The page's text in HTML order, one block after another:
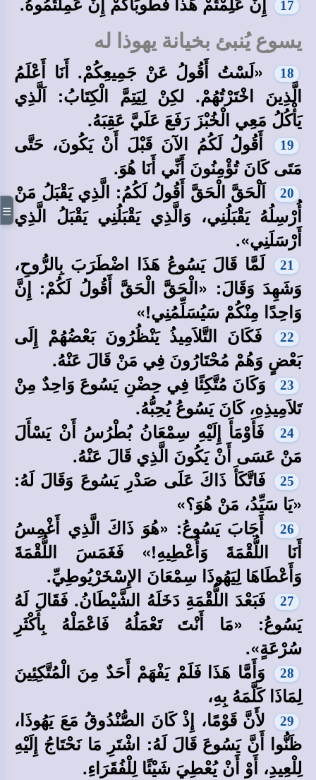
17
يسوع يُنبئ بخيانة يهوذا له
18
«لَسْتُ أَقُولُ عَنْ جَمِيعِكُمْ. أَنَا أَعْلَمُ
الَّذِينَ اخْتَرْتُهُمْ. لكِنْ لِيَتِمَّ الْكِتَابُ: اَلَّذِي
يَأْكُلُ مَعِي الْخُبْزَ رَفَعَ عَلَيَّ عَقِبَهُ.
19
أَقُولُ لَكُمُ الآنَ قَبْلَ أَنْ يَكُونَ، حَتَّى
مَتَى كَانَ تُؤْمِنُونَ أَنِّي أَنَا هُوَ.
20
اَلْحَقَّ الْحَقَّ أَقُولُ لَكُمُ: الَّذِي يَقْبَلُ مَنْ
أُرْسِلُهُ يَقْبَلُنِي، وَالَّذِي يَقْبَلُنِي يَقْبَلُ الَّذِي
أَرْسَلَنِي».
21
لَمَّا قَالَ يَسُوعُ هَذَا اضْطَرَبَ بِالرُّوحِ،
وَشَهِدَ وَقَالَ: «الْحَقَّ الْحَقَّ أَقُولُ لَكُمْ: إِنَّ
وَاحِدًا مِنْكُمْ سَيُسَلِّمُنِي!»
22
فَكَانَ التَّلاَمِيذُ يَنْظُرُونَ بَعْضُهُمْ إِلَى
بَعْضٍ وَهُمْ مُحْتَارُونَ فِي مَنْ قَالَ عَنْهُ.
23
وَكَانَ مُتَّكِئًا فِي حِضْنِ يَسُوعَ وَاحِدٌ مِنْ
تَلاَمِيذِهِ، كَانَ يَسُوعُ يُحِبُّهُ.
24
فَأَوْمَأَ إِلَيْهِ سِمْعَانُ بُطْرُسُ أَنْ يَسْأَلَ
مَنْ عَسَى أَنْ يَكُونَ الَّذِي قَالَ عَنْهُ.
25
فَاتَّكَأَ ذَاكَ عَلَى صَدْرِ يَسُوعَ وَقَالَ لَهُ:
«يَا سَيِّدُ، مَنْ هُوَ؟»
26
أَجَابَ يَسُوعُ: «هُوَ ذَاكَ الَّذِي أَغْمِسُ
أَنَا اللُّقْمَةَ وَأُعْطِيهِ!» فَغَمَسَ اللُّقْمَةَ
وَأَعْطَاهَا لِيَهُوذَا سِمْعَانَ الإِسْخَرْيُوطِيِّ.
27
فَبَعْدَ اللُّقْمَةِ دَخَلَهُ الشَّيْطَانُ. فَقَالَ لَهُ
يَسُوعُ: «مَا أَنْتَ تَعْمَلُهُ فَاعْمَلْهُ بِأَكْثَرِ
سُرْعَةٍ».
28
وَأَمَّا هَذَا فَلَمْ يَفْهَمْ أَحَدٌ مِنَ الْمُتَّكِئِينَ
لِمَاذَا كَلَّمَهُ بِهِ،
29
لأَنَّ قَوْمًا، إِذْ كَانَ الصُّنْدُوقُ مَعَ يَهُوذَا،
ظَنُّوا أَنَّ يَسُوعَ قَالَ لَهُ: اشْتَرِ مَا نَحْتَاجُ إِلَيْهِ
لِلْعِيدِ، أَوْ أَنْ يُعْطِيَ شَيْئًا لِلْفُقَرَاءِ.
☰